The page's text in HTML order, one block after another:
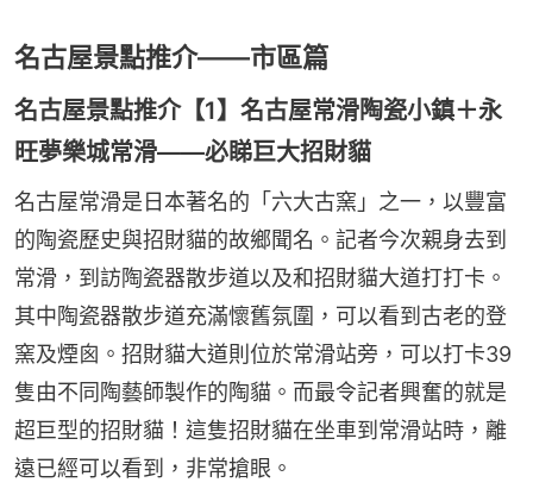
名古屋景點推介——市區篇
名古屋景點推介【1】名古屋常滑陶瓷小鎮＋永
旺夢樂城常滑——必睇巨大招財貓
名古屋常滑是日本著名的「六大古窯」之一，以豐富
的陶瓷歷史與招財貓的故鄉聞名。記者今次親身去到
常滑，到訪陶瓷器散步道以及和招財貓大道打打卡。
其中陶瓷器散步道充滿懷舊氛圍，可以看到古老的登
窯及煙囪。招財貓大道則位於常滑站旁，可以打卡39
隻由不同陶藝師製作的陶貓。而最令記者興奮的就是
超巨型的招財貓！這隻招財貓在坐車到常滑站時，離
遠已經可以看到，非常搶眼。